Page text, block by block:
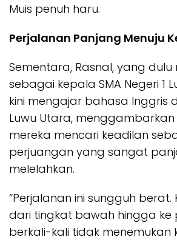
Muis penuh haru.
Perjalanan Panjang Menuju
Sementara, Rasnal, yang
sebagai kepala SMA Negeri 1
kini mengajar bahasa Inggris
Luwu Utara,
mereka mencari keadilan
perjuangan yang sangat
melelahkan.
“Perjalanan ini sungguh berat.
dari tingkat bawah hingga ke
berkali-kali tidak menemukan